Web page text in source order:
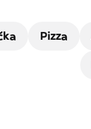
Pizza